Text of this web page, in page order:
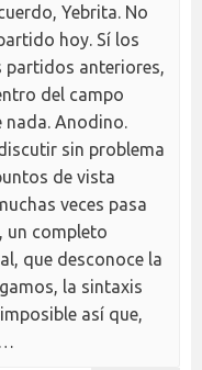
Yebrita. No
hoy. Sí los
partidos anteriores,
del campo
nada. Anodino.
sin problema
de vista
veces pasa
un completo
que desconoce la
la sintaxis
así que,